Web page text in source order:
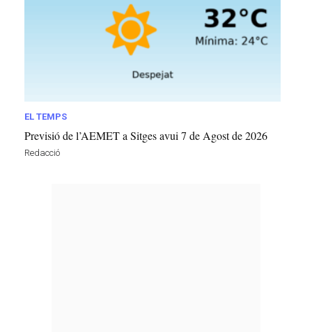
EL TEMPS
Previsió de l’AEMET a Sitges avui 7 de Agost de 2026
Redacció